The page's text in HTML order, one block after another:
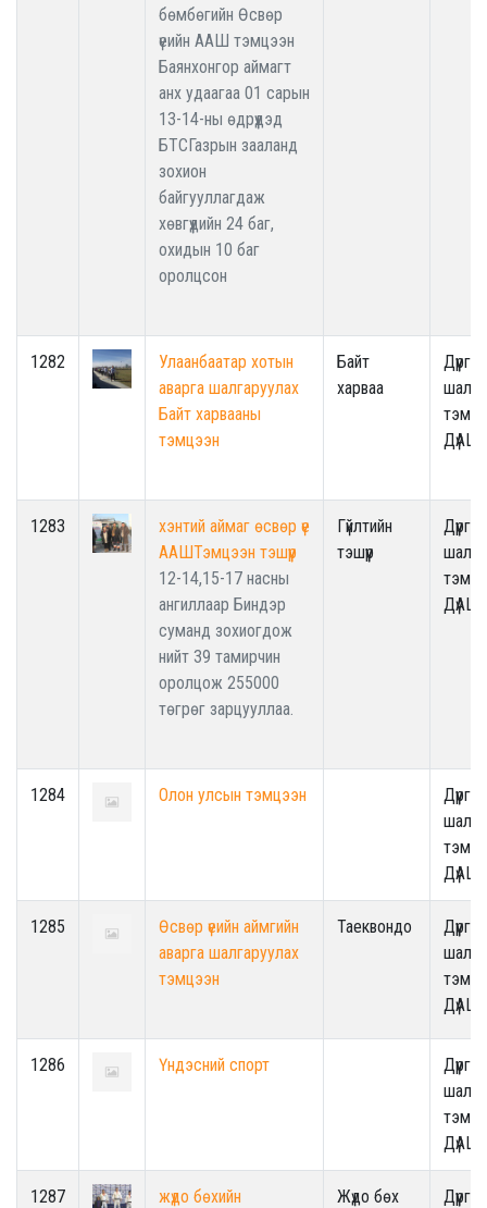
бөмбөгийн Өсвөр
үеийн ААШ тэмцээн
Баянхонгор аймагт
анх удаагаа 01 сарын
13-14-ны өдрүүдэд
БТСГазрын зааланд
зохион
байгууллагдаж
хөвгүүдийн 24 баг,
охидын 10 баг
оролцсон
1282
Улаанбаатар хотын
аварга шалгаруулах
Байт харвааны
тэмцээн
Байт
харваа
1283
хэнтий аймаг өсвөр үе
ААШТэмцээн тэшүүр
12-14,15-17 насны
ангиллаар Биндэр
суманд зохиогдож
нийт 39 тамирчин
оролцож 255000
төгрөг зарцууллаа.
Гүйлтийн
тэшүүр
1284 Олон улсын тэмцээн
1285
Өсвөр үеийн аймгийн
аварга шалгаруулах
тэмцээн
Таеквондо
1286 Үндэсний спорт
1287
жүдо бөхийн
Жүдо бөх